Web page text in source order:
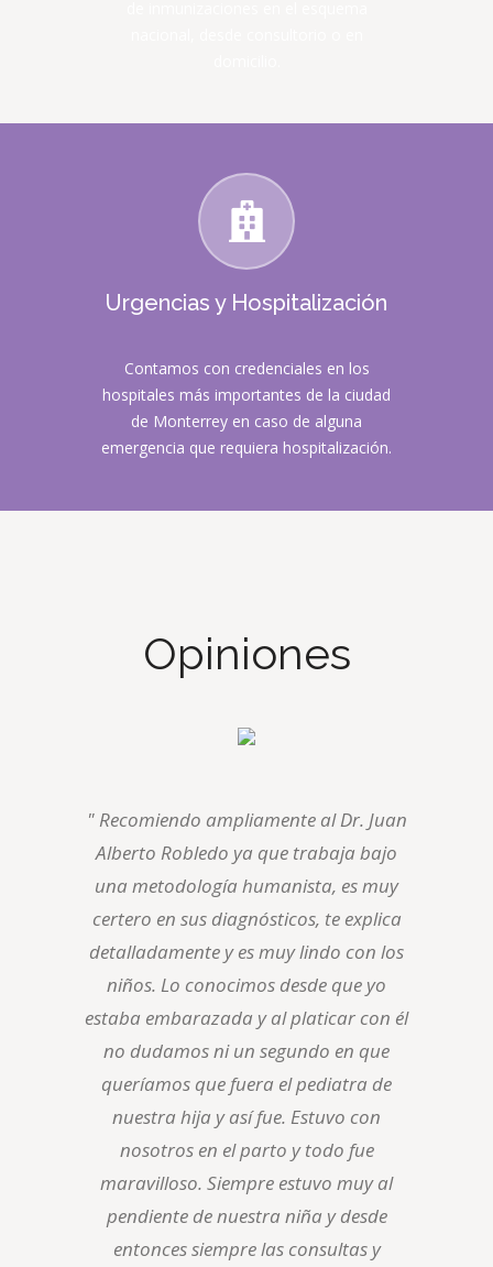
Urgencias y Hospitalización
Contamos con credenciales en los
hospitales más importantes de la ciudad
de Monterrey en caso de alguna
emergencia que requiera hospitalización.
Opiniones
" Recomiendo ampliamente al Dr. Juan
Alberto Robledo ya que trabaja bajo
una metodología humanista, es muy
certero en sus diagnósticos, te explica
detalladamente y es muy lindo con los
niños. Lo conocimos desde que yo
estaba embarazada y al platicar con él
no dudamos ni un segundo en que
queríamos que fuera el pediatra de
nuestra hija y así fue. Estuvo con
nosotros en el parto y todo fue
maravilloso. Siempre estuvo muy al
pendiente de nuestra niña y desde
entonces siempre las consultas y